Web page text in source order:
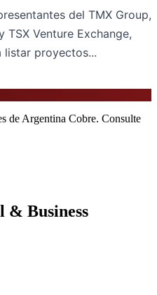
del TMX Group,
TSX Venture Exchange,
listar proyectos...
de Argentina Cobre. Consulte
& Business